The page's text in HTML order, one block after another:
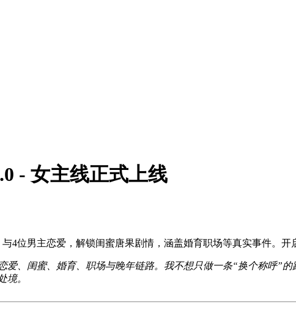
- 女主线正式上线
4位男主恋爱，解锁闺蜜唐果剧情，涵盖婚育职场等真实事件。开
爱、闺蜜、婚育、职场与晚年链路。我不想只做一条“换个称呼”的
境。